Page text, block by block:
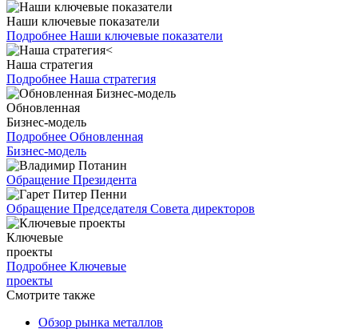
Наши ключевые показатели
Подробнее Наши ключевые показатели
Наша стратегия
Подробнее Наша стратегия
Обновленная
Бизнес-модель
Подробнее Обновленная
Бизнес-модель
Обращение Президента
Обращение Председателя Совета директоров
Ключевые
проекты
Подробнее Ключевые
проекты
Смотрите также
Обзор рынка металлов